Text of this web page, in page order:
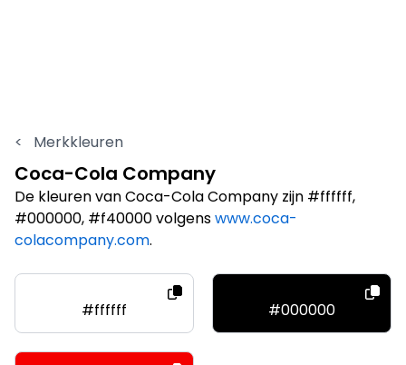
< Merkkleuren
Coca-Cola Company
De kleuren van Coca-Cola Company zijn #ffffff,
#000000, #f40000 volgenswww.coca-
colacompany.com.
#ffffff #000000